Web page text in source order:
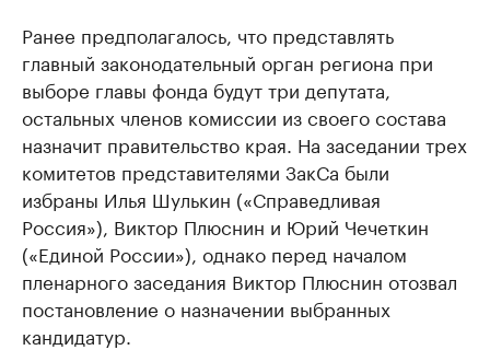
Ранее предполагалось, что представлять
главный законодательный орган региона при
выборе главы фонда будут три депутата,
остальных членов комиссии из своего состава
назначит правительство края. На заседании трех
комитетов представителями ЗакСа были
избраны Илья Шулькин («Справедливая
Россия»), Виктор Плюснин и Юрий Чечеткин
(«Единой России»), однако перед началом
пленарного заседания Виктор Плюснин отозвал
постановление о назначении выбранных
кандидатур.